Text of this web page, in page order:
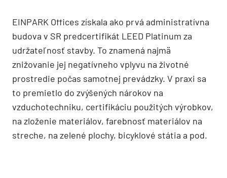
EINPARK Offices získala ako prvá administratívna
budova v SR predcertifikát LEED Platinum za
udržateľnosť stavby. To znamená najmä
znižovanie jej negatívneho vplyvu na životné
prostredie počas samotnej prevádzky. V praxi sa
to premietlo do zvýšených nárokov na
vzduchotechniku, certifikáciu použitých výrobkov,
na zloženie materiálov, farebnosť materiálov na
streche, na zelené plochy, bicyklové státia a pod.